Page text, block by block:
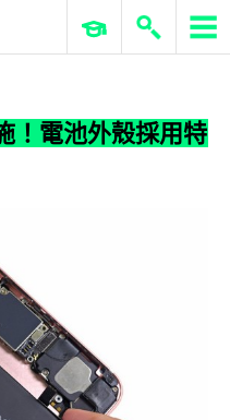
ERP 與商業 AI
！電池外殼採用特